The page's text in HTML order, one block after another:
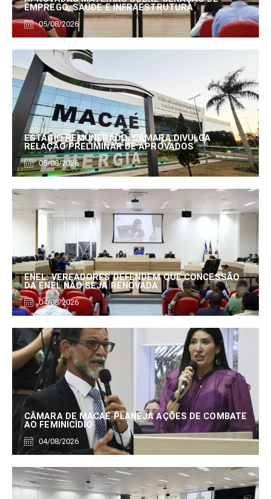
EMPREGO, SAÚDE E INFRAESTRUTURA
05/08/2026
ESTÁGIO REMUNERADO: CÂMARA DIVULGA
RELAÇÃO PRELIMINAR DE APROVADOS
05/08/2026
ENEL: VEREADORES DEFENDEM QUE CONCESSÃO
DA ENEL NÃO SEJA RENOVADA
04/08/2026
CÂMARA DE MACAÉ PLANEJA AÇÕES DE COMBATE
AO FEMINICÍDIO
04/08/2026